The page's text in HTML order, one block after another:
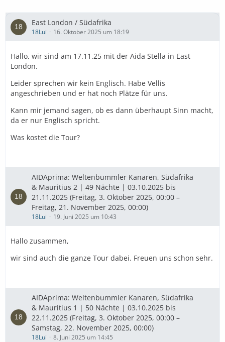
East London / Südafrika
18Lui 16. Oktober 2025 um 18:19
Hallo, wir sind am 17.11.25 mit der Aida Stella in East
London.
Leider sprechen wir kein Englisch. Habe Vellis
angeschrieben und er hat noch Plätze für uns.
Kann mir jemand sagen, ob es dann überhaupt Sinn macht,
da er nur Englisch spricht.
Was kostet die Tour?
AIDAprima: Weltenbummler Kanaren, Südafrika
& Mauritius 2 | 49 Nächte | 03.10.2025 bis
21.11.2025 (Freitag, 3. Oktober 2025, 00:00 –
Freitag, 21. November 2025, 00:00)
18Lui 19. Juni 2025 um 10:43
Hallo zusammen,
wir sind auch die ganze Tour dabei. Freuen uns schon sehr.
AIDAprima: Weltenbummler Kanaren, Südafrika
& Mauritius 1 | 50 Nächte | 03.10.2025 bis
22.11.2025 (Freitag, 3. Oktober 2025, 00:00 –
Samstag, 22. November 2025, 00:00)
18Lui 8. Juni 2025 um 14:45